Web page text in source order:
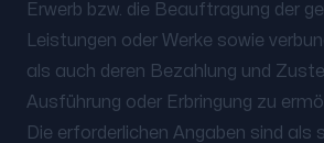
Erwerb bzw. die Beauftragung der
Leistungen oder Werke sowie
als auch deren Bezahlung und
Ausführung oder Erbringung zu
Die erforderlichen Angaben sind als